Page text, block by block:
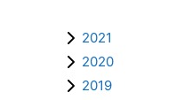
2021
2020
2019